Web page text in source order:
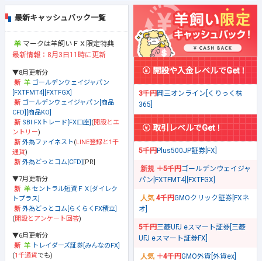
最新キャッシュバック一覧
マークは羊飼いＦＸ限定特典
最新情報：8月3日11時に更新
▼8月更新分
ゴールデンウェイジャパン
[FXTFMT4][FXTFGX]
ゴールデンウェイジャパン[商品
CFD][商品KO]
SBI FXトレード[FX口座] (開設とエ
ントリー)
外為ファイネスト(LINE登録と1千
通貨)
外為どっとコム[CFD]
[PR]
▼7月更新分
セントラル短資ＦＸ[ダイレク
トプラス]
外為どっとコム[らくらくFX積立]
(開設とアンケート回答)
▼6月更新分
トレイダーズ証券[みんなのFX]
(1千通貨でも)
開設や入金レベルでGet！
3千円岡三オンライン[くりっく株
365]
取引レベルでGet！
5千円Plus500JP証券[FX]
＋5千円ゴールデンウェイジャ
パン[FXTFMT4][FXTFGX]
4千円GMOクリック証券[FXネ
オ]
5千円三菱UFJ eスマート証券[三菱
UFJ eスマート証券FX]
＋4千円GMO外貨[外貨ex]